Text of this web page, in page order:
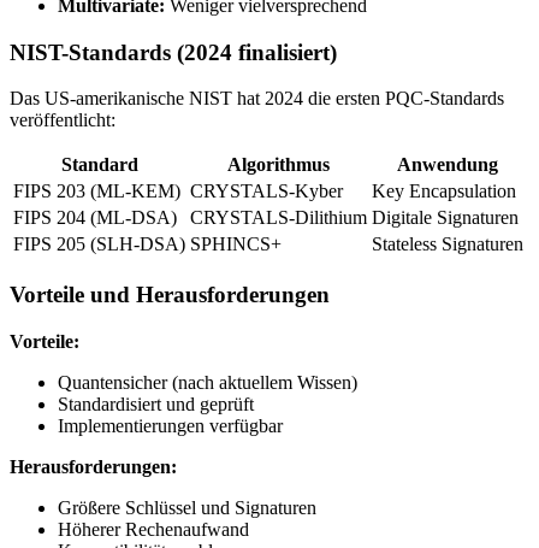
Multivariate: Weniger vielversprechend
NIST-Standards (2024 finalisiert)
Das US-amerikanische NIST hat 2024 die ersten PQC-Standards
veröffentlicht:
Standard Algorithmus
Anwendung
FIPS 203 (ML-KEM) CRYSTALS-Kyber
Key Encapsulation
FIPS 204 (ML-DSA)
CRYSTALS-Dilithium Digitale Signaturen
FIPS 205 (SLH-DSA) SPHINCS+ Stateless Signaturen
Vorteile und Herausforderungen
Vorteile:
Quantensicher (nach aktuellem Wissen)
Standardisiert und geprüft
Implementierungen verfügbar
Herausforderungen:
Größere Schlüssel und Signaturen
Höherer Rechenaufwand